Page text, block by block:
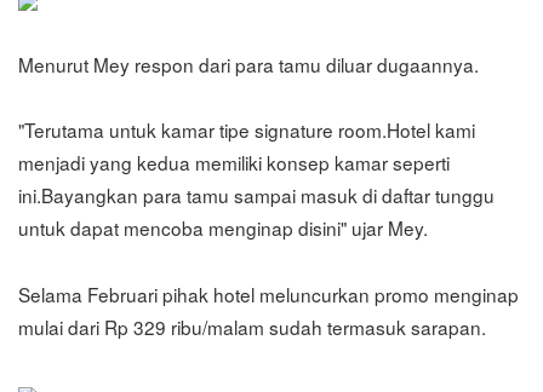
Menurut Mey respon dari para tamu diluar dugaannya.
"Terutama untuk kamar tipe signature room.Hotel kami
menjadi yang kedua memiliki konsep kamar seperti
ini.Bayangkan para tamu sampai masuk di daftar tunggu
untuk dapat mencoba menginap disini" ujar Mey.
Selama Februari pihak hotel meluncurkan promo menginap
mulai dari Rp 329 ribu/malam sudah termasuk sarapan.